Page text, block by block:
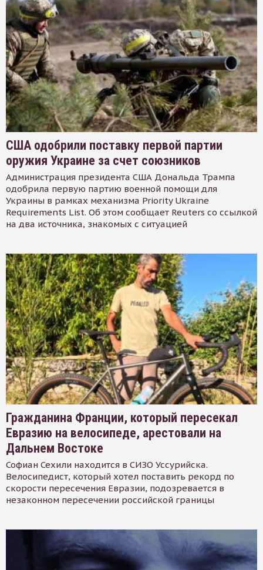
США одобрили поставку первой партии
оружия Украине за счет союзников
Администрация президента США Дональда Трампа
одобрила первую партию военной помощи для
Украины в рамках механизма Priority Ukraine
Requirements List. Об этом сообщает Reuters со ссылкой
на два источника, знакомых с ситуацией
Гражданина Франции, который пересекал
Евразию на велосипеде, арестовали на
Дальнем Востоке
Софиан Сехили находится в СИЗО Уссурийска.
Велосипедист, который хотел поставить рекорд по
скорости пересечения Евразии, подозревается в
незаконном пересечении российской границы